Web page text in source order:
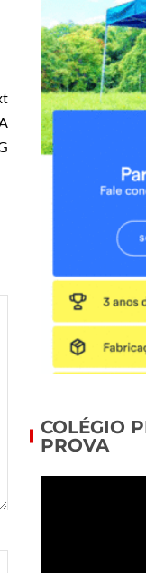
COLÉGIO
PROVA